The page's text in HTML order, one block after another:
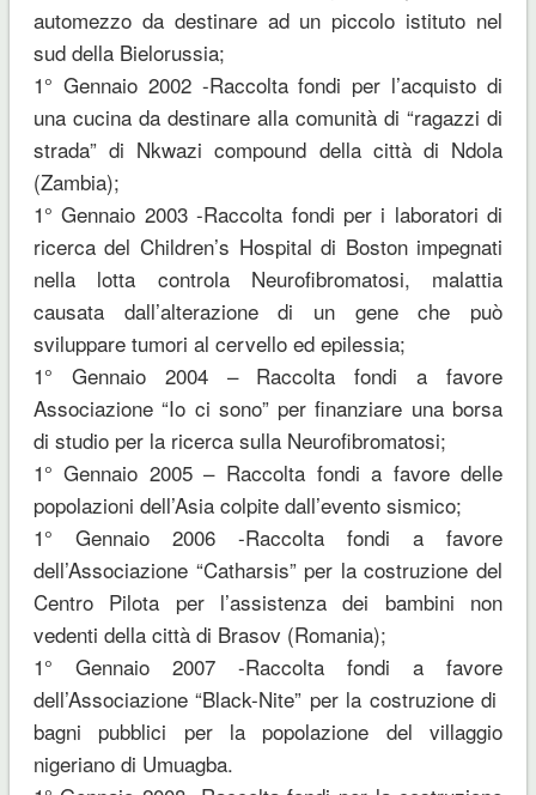
automezzo da destinare ad un piccolo istituto nel
sud della Bielorussia;
1° Gennaio 2002 -Raccolta fondi per l’acquisto di
una cucina da destinare alla comunità di “ragazzi di
strada” di Nkwazi compound della città di Ndola
(Zambia);
1° Gennaio 2003 -Raccolta fondi per i laboratori di
ricerca del Children’s Hospital di Boston impegnati
nella lotta controla Neurofibromatosi, malattia
causata dall’alterazione di un gene che può
sviluppare tumori al cervello ed epilessia;
1° Gennaio 2004 – Raccolta fondi a favore
Associazione “Io ci sono” per finanziare una borsa
di studio per la ricerca sulla Neurofibromatosi;
1° Gennaio 2005 – Raccolta fondi a favore delle
popolazioni dell’Asia colpite dall’evento sismico;
1° Gennaio 2006 -Raccolta fondi a favore
dell’Associazione “Catharsis” per la costruzione del
Centro Pilota per l’assistenza dei bambini non
vedenti della città di Brasov (Romania);
1° Gennaio 2007 -Raccolta fondi a favore
dell’Associazione “Black-Nite” per la costruzione di
bagni pubblici per la popolazione del villaggio
nigeriano di Umuagba.